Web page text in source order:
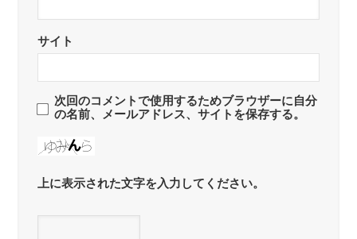
サイト
次回のコメントで使用するためブラウザーに自分
の名前、メールアドレス、サイトを保存する。
上に表示された文字を入力してください。